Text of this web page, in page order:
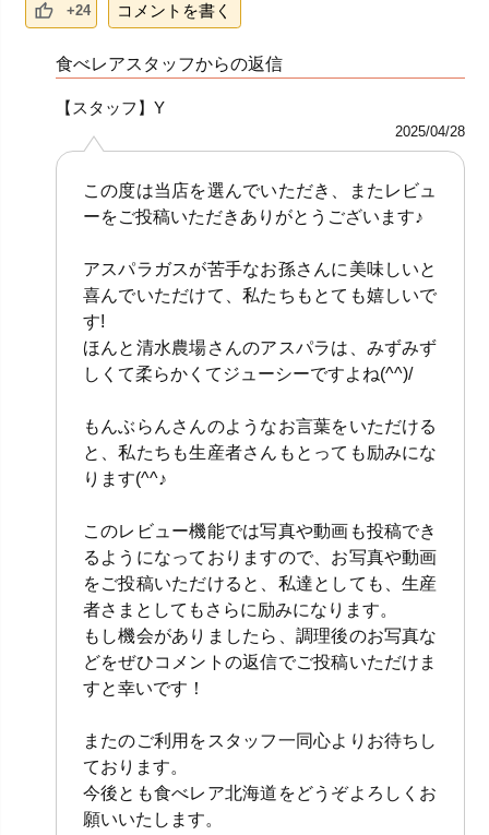
+24 コメントを書く
食べレアスタッフからの返信
【スタッフ】Y
2025/04/28
この度は当店を選んでいただき、またレビュ
ーをご投稿いただきありがとうございます♪
アスパラガスが苦手なお孫さんに美味しいと
喜んでいただけて、私たちもとても嬉しいで
す!
ほんと清水農場さんのアスパラは、みずみず
しくて柔らかくてジューシーですよね(^^)/
もんぶらんさんのようなお言葉をいただける
と、私たちも生産者さんもとっても励みにな
ります(^^♪
このレビュー機能では写真や動画も投稿でき
るようになっておりますので、お写真や動画
をご投稿いただけると、私達としても、生産
者さまとしてもさらに励みになります。
もし機会がありましたら、調理後のお写真な
どをぜひコメントの返信でご投稿いただけま
すと幸いです！
またのご利用をスタッフ一同心よりお待ちし
ております。
今後とも食べレア北海道をどうぞよろしくお
願いいたします。